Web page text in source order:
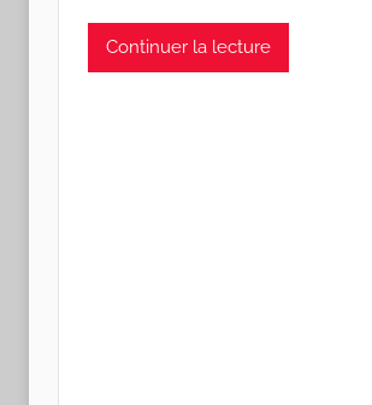
Continuer la lecture